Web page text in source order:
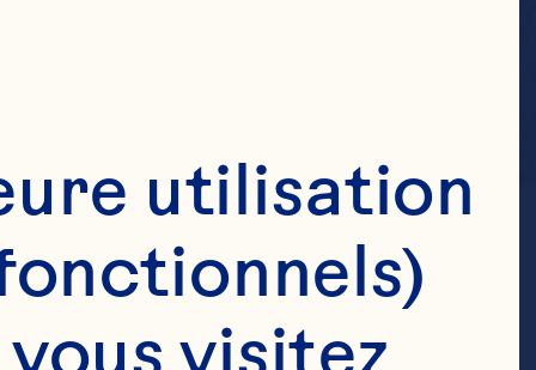
utilisation
visitez